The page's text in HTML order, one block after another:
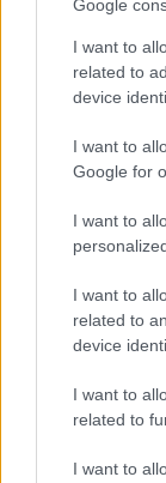
Google
I want to
related to
device
I want to
Google for
I want to
I want to
related to
device
I want to
related to
I want to